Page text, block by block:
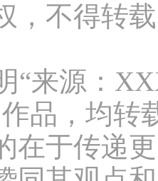
，不得转
“来源：
品，均转
在于传递